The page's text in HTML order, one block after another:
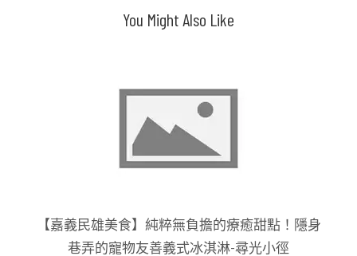
You Might Also Like
【嘉義民雄美食】純粹無負擔的療癒甜點！隱身
巷弄的寵物友善義式冰淇淋-尋光小徑